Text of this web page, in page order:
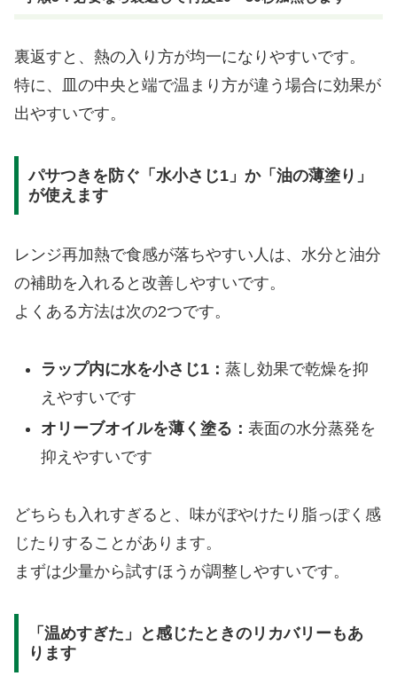
裏返すと、熱の入り方が均一になりやすいです。
特に、皿の中央と端で温まり方が違う場合に効果が
出やすいです。
パサつきを防ぐ「水小さじ1」か「油の薄塗り」
が使えます
レンジ再加熱で食感が落ちやすい人は、水分と油分
の補助を入れると改善しやすいです。
よくある方法は次の2つです。
ラップ内に水を小さじ1： 蒸し効果で乾燥を抑
えやすいです
オリーブオイルを薄く塗る： 表面の水分蒸発を
抑えやすいです
どちらも入れすぎると、味がぼやけたり脂っぽく感
じたりすることがあります。
まずは少量から試すほうが調整しやすいです。
「温めすぎた」と感じたときのリカバリーもあ
ります